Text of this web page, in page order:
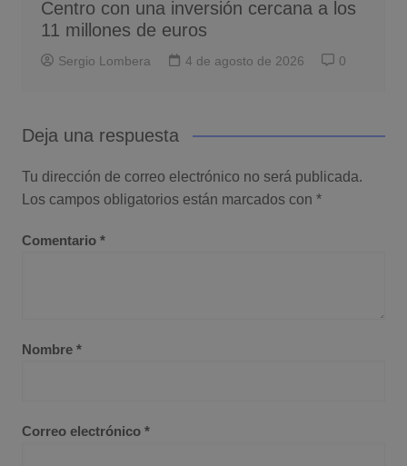
Centro con una inversión cercana a los
11 millones de euros
Sergio Lombera 4 de agosto de 2026 0
Deja una respuesta
Tu dirección de correo electrónico no será publicada.
Los campos obligatorios están marcados con *
Comentario *
Nombre *
Correo electrónico *